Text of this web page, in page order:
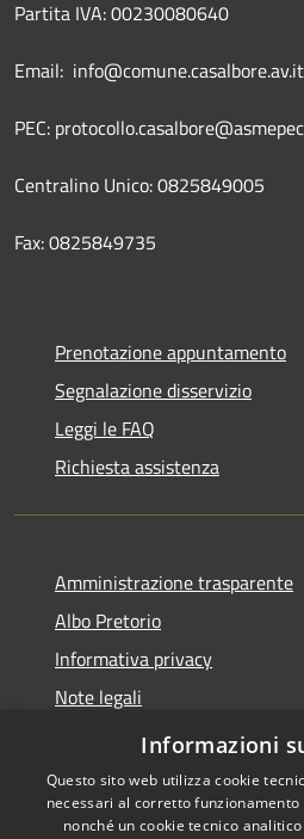
Partita IVA: 00230080640
Email: info@comune.casalbore.av.it
PEC:
Centralino Unico: 0825849005
Fax: 0825849735
Prenotazione appuntamento
Segnalazione disservizio
Leggi le FAQ
Richiesta assistenza
Amministrazione trasparente
Albo Pretorio
Informativa privacy
Note legali
Dichiarazione di accessibilità
Informazioni
Questo sito web utilizza cookie
necessari al corretto
nonché un cookie tecnico